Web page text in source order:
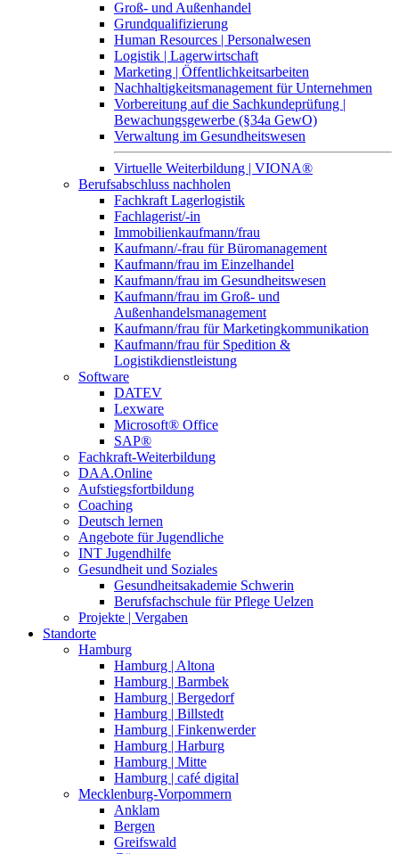
Groß- und Außenhandel
Grundqualifizierung
Human Resources | Personalwesen
Logistik | Lagerwirtschaft
Marketing | Öffentlichkeitsarbeiten
Nachhaltigkeitsmanagement für Unternehmen
Vorbereitung auf die Sachkundeprüfung |
Bewachungsgewerbe (§34a GewO)
Verwaltung im Gesundheitswesen
Virtuelle Weiterbildung | VIONA®
Berufsabschluss nachholen
Fachkraft Lagerlogistik
Fachlagerist/-in
Immobilienkaufmann/frau
Kaufmann/-frau für Büromanagement
Kaufmann/frau im Einzelhandel
Kaufmann/frau im Gesundheitswesen
Kaufmann/frau im Groß- und
Außenhandelsmanagement
Kaufmann/frau für Marketingkommunikation
Kaufmann/frau für Spedition &
Logistikdienstleistung
Software
DATEV
Lexware
Microsoft® Office
SAP®
Fachkraft-Weiterbildung
DAA.Online
Aufstiegsfortbildung
Coaching
Deutsch lernen
Angebote für Jugendliche
INT Jugendhilfe
Gesundheit und Soziales
Gesundheitsakademie Schwerin
Berufsfachschule für Pflege Uelzen
Projekte | Vergaben
Standorte
Hamburg
Hamburg | Altona
Hamburg | Barmbek
Hamburg | Bergedorf
Hamburg | Billstedt
Hamburg | Finkenwerder
Hamburg | Harburg
Hamburg | Mitte
Hamburg | café digital
Mecklenburg-Vorpommern
Anklam
Bergen
Greifswald